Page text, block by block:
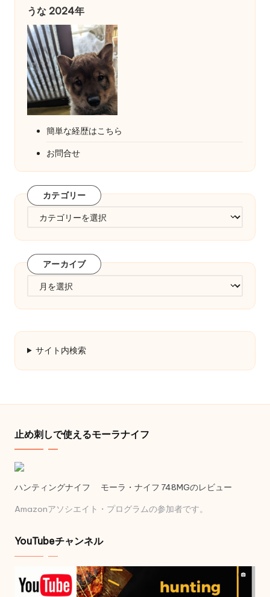
うな 2024年
簡単な経歴はこちら
お問合せ
カテゴリー
ゴ
リ
ー
アーカイブ
カ
サイト内検索
止め刺しで使えるモーラナイフ
ハンティングナイフ モーラ・ナイフ 748MGのレビュー
Amazonアソシエイト・プログラムの参加者です。
YouTubeチャンネル